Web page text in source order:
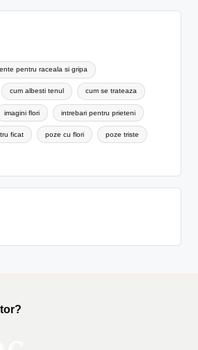
pentru raceala si gripa
cum albesti tenul cum se trateaza
imagini flori intrebari pentru prieteni
ficat poze cu flori poze triste